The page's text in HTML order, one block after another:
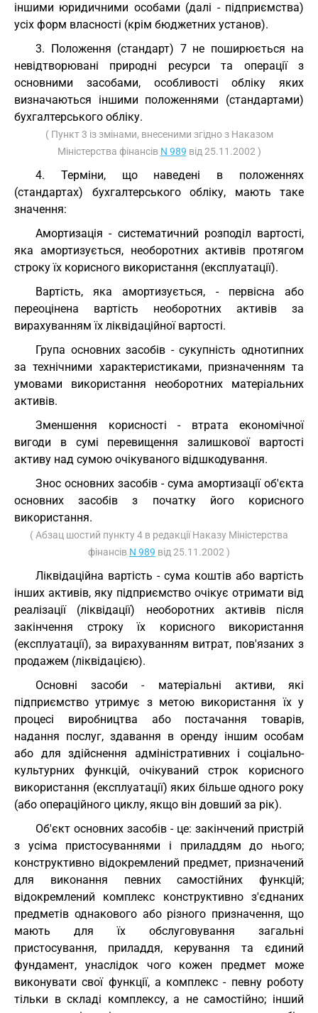
іншими юридичними особами (далі - підприємства)
усіх форм власності (крім бюджетних установ).
3. Положення (стандарт) 7 не поширюється на
невідтворювані природні ресурси та операції з
основними засобами, особливості обліку яких
визначаються іншими положеннями (стандартами)
бухгалтерського обліку.
( Пункт 3 із змінами, внесеними згідно з Наказом
Міністерства фінансів N 989 від 25.11.2002 )
4. Терміни, що наведені в положеннях
(стандартах) бухгалтерського обліку, мають таке
значення:
Амортизація - систематичний розподіл вартості,
яка амортизується, необоротних активів протягом
строку їх корисного використання (експлуатації).
Вартість, яка амортизується, - первісна або
переоцінена вартість необоротних активів за
вирахуванням їх ліквідаційної вартості.
Група основних засобів - сукупність однотипних
за технічними характеристиками, призначенням та
умовами використання необоротних матеріальних
активів.
Зменшення корисності - втрата економічної
вигоди в сумі перевищення залишкової вартості
активу над сумою очікуваного відшкодування.
Знос основних засобів - сума амортизації об'єкта
основних засобів з початку його корисного
використання.
( Абзац шостий пункту 4 в редакції Наказу Міністерства
фінансів N 989 від 25.11.2002 )
Ліквідаційна вартість - сума коштів або вартість
інших активів, яку підприємство очікує отримати від
реалізації (ліквідації) необоротних активів після
закінчення строку їх корисного використання
(експлуатації), за вирахуванням витрат, пов'язаних з
продажем (ліквідацією).
Основні засоби - матеріальні активи, які
підприємство утримує з метою використання їх у
процесі виробництва або постачання товарів,
надання послуг, здавання в оренду іншим особам
або для здійснення адміністративних і соціально-
культурних функцій, очікуваний строк корисного
використання (експлуатації) яких більше одного року
(або операційного циклу, якщо він довший за рік).
Об'єкт основних засобів - це: закінчений пристрій
з усіма пристосуваннями і приладдям до нього;
конструктивно відокремлений предмет, призначений
для виконання певних самостійних функцій;
відокремлений комплекс конструктивно з'єднаних
предметів однакового або різного призначення, що
мають для їх обслуговування загальні
пристосування, приладдя, керування та єдиний
фундамент, унаслідок чого кожен предмет може
виконувати свої функції, а комплекс - певну роботу
тільки в складі комплексу, а не самостійно; інший